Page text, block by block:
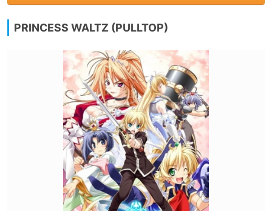
PRINCESS WALTZ (PULLTOP)